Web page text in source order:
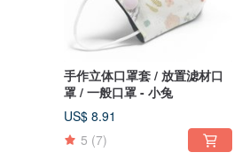
手作立体口罩套 / 放置滤材口
罩 / 一般口罩 - 小兔
US$ 8.91
5 (7)